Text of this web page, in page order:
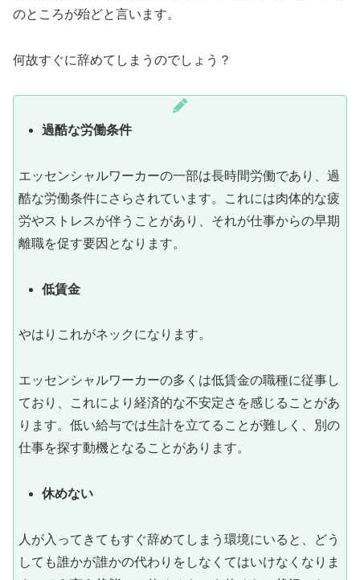
のところが殆どと言います。
何故すぐに辞めてしまうのでしょう？
過酷な労働条件
エッセンシャルワーカーの一部は長時間労働であり、過
酷な労働条件にさらされています。これには肉体的な疲
労やストレスが伴うことがあり、それが仕事からの早期
離職を促す要因となります。
低賃金
やはりこれがネックになります。
エッセンシャルワーカーの多くは低賃金の職種に従事し
ており、これにより経済的な不安定さを感じることがあ
ります。低い給与では生計を立てることが難しく、別の
仕事を探す動機となることがあります。
休めない
人が入ってきてもすぐ辞めてしまう環境にいると、どう
しても誰かが誰かの代わりをしなくてはいけなくなりま